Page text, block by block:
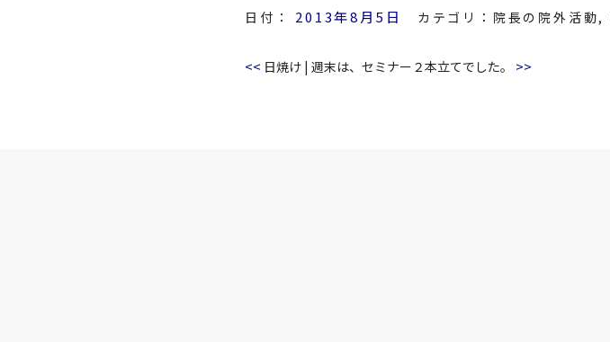
日付： 2013年8月5日 カテゴリ： 院長の院外活動,
<< 日焼け | 週末は、セミナー２本立てでした。 >>